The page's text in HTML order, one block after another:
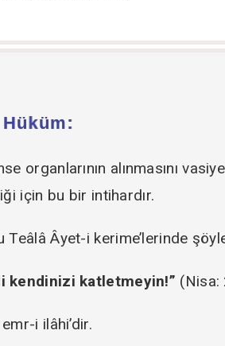
organlarının alınmasını
için bu bir intihardır.
Teâlâ Âyet-i kerime’lerinde
kendinizi katletmeyin!” (Nisa:
i ilâhi’dir.